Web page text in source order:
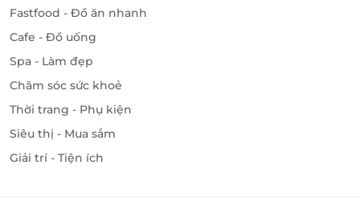
Fastfood - Đồ ăn nhanh
Cafe - Đồ uống
Spa - Làm đẹp
Chăm sóc sức khoẻ
Thời trang - Phụ kiện
Siêu thị - Mua sắm
Giải trí - Tiện ích